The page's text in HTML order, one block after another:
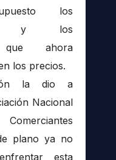
los
y los
que ahora
los precios.
la dio a
Nacional
plano ya no
esta